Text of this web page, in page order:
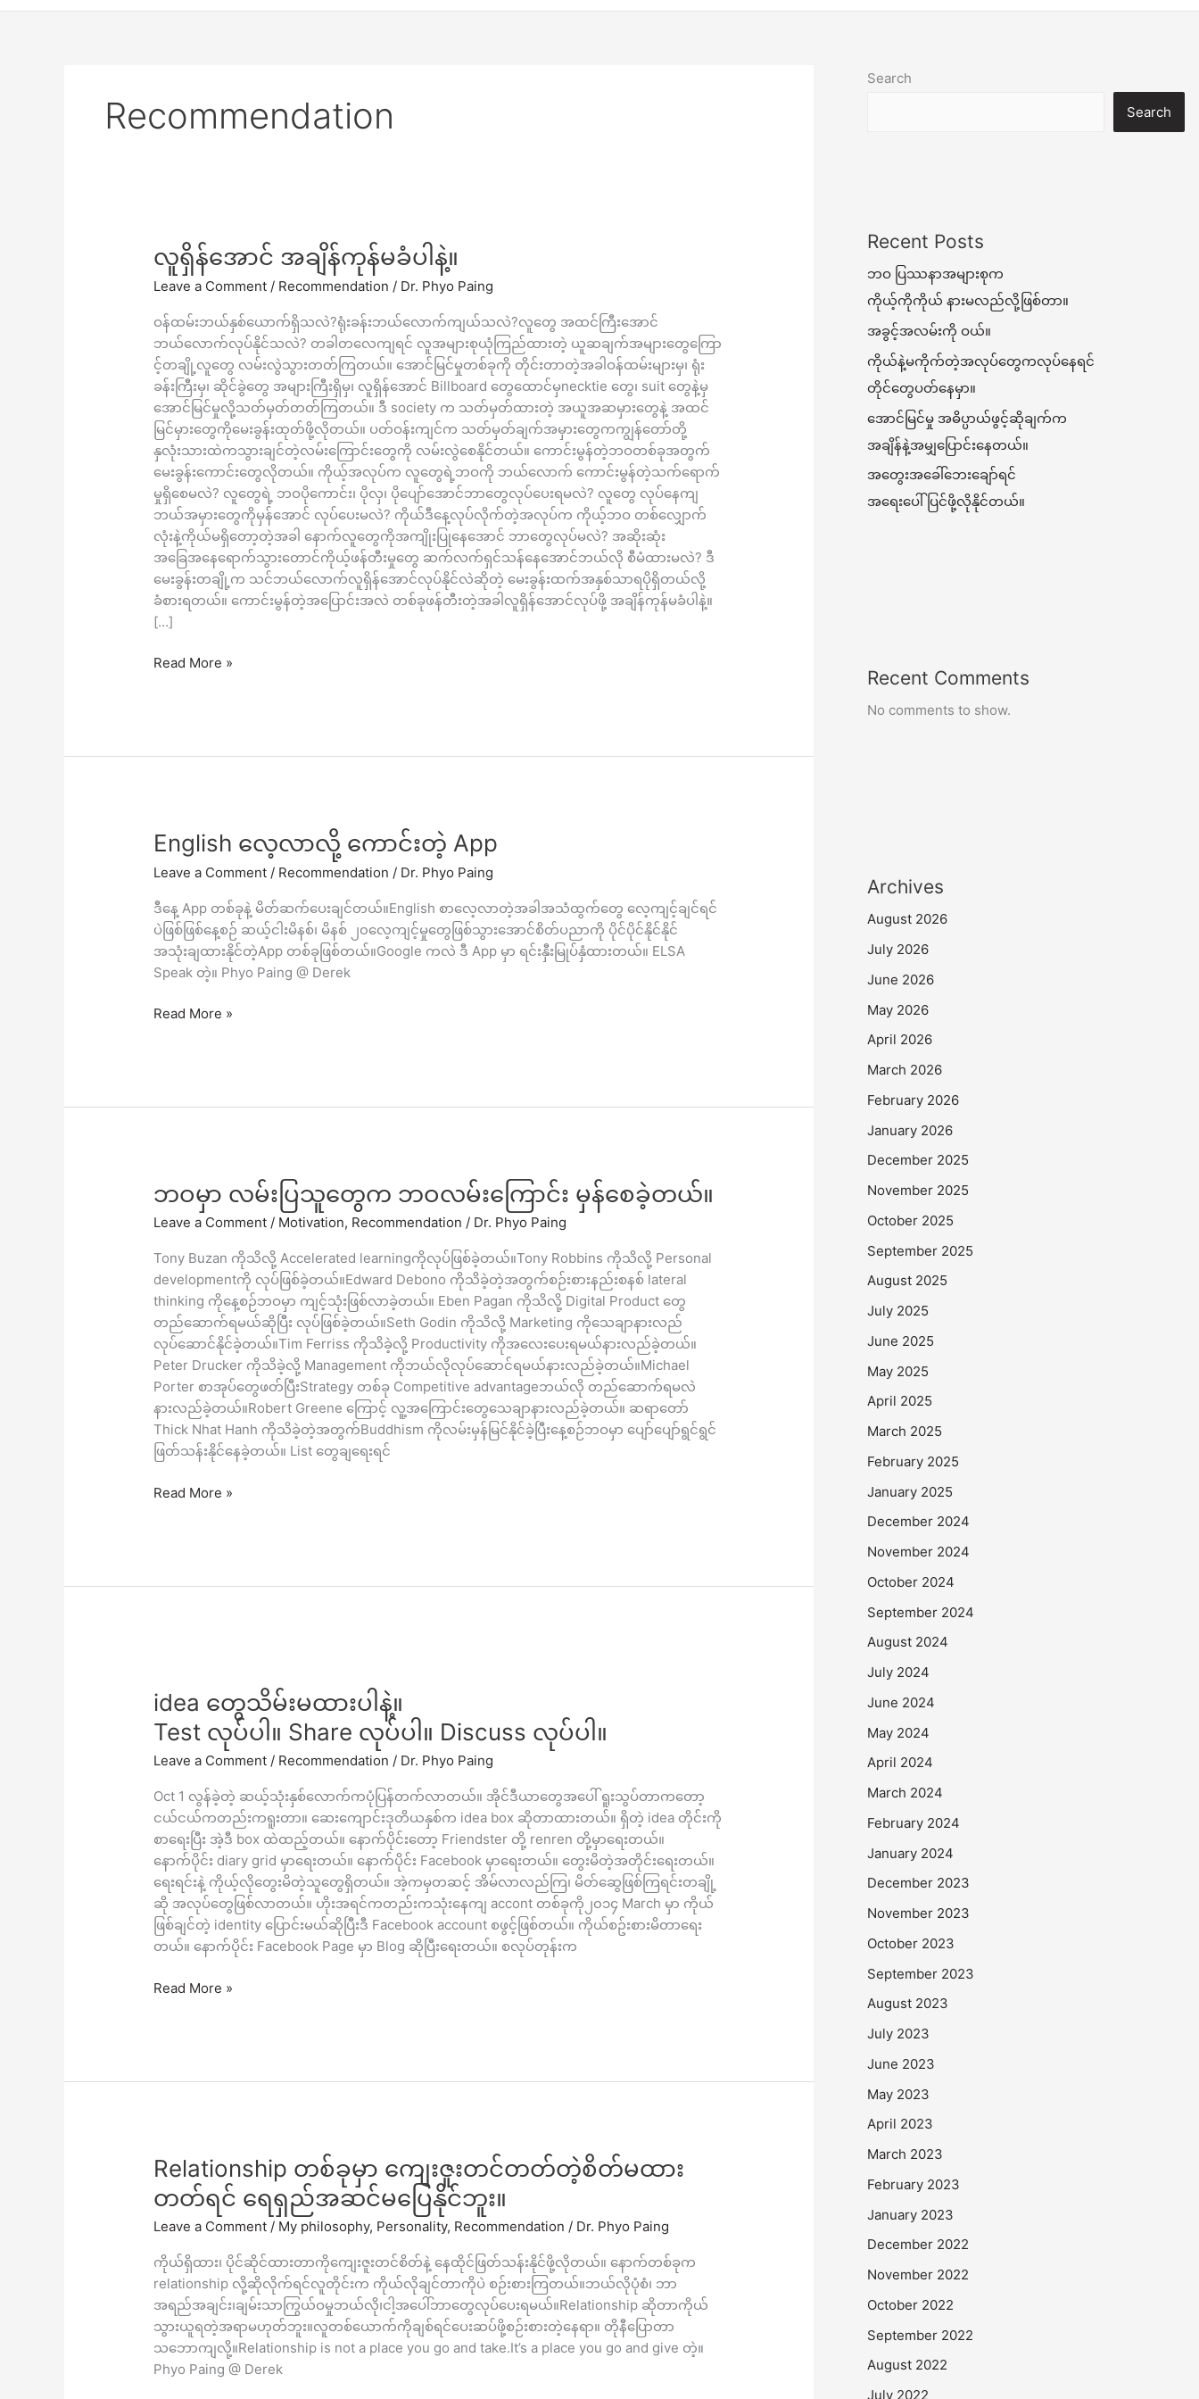
Recommendation
လူရှိန်အောင် အချိန်ကုန်မခံပါနဲ့။
Leave a Comment / Recommendation / Dr. Phyo Paing
ဝန်ထမ်းဘယ်နှစ်ယောက်ရှိသလဲ?ရုံးခန်းဘယ်လောက်ကျယ်သလဲ?လူတွေ အထင်ကြီးအောင်
ဘယ်လောက်လုပ်နိုင်သလဲ? တခါတလေကျရင် လူအများစုယုံကြည်ထားတဲ့ ယူဆချက်အများတွေကြော
င့်တချို့လူတွေ လမ်းလွဲသွားတတ်ကြတယ်။ အောင်မြင်မှုတစ်ခုကို တိုင်းတာတဲ့အခါဝန်ထမ်းများမှ၊ ရုံး
ခန်းကြီးမှ၊ ဆိုင်ခွဲတွေ အများကြီးရှိမှ၊ လူရှိန်အောင် Billboard တွေထောင်မှnecktie တွေ၊ suit တွေနဲ့မှ
အောင်မြင်မှုလို့သတ်မှတ်တတ်ကြတယ်။ ဒီ society က သတ်မှတ်ထားတဲ့ အယူအဆမှားတွေနဲ့ အထင်
မြင်မှားတွေကိုမေးခွန်းထုတ်ဖို့လိုတယ်။ ပတ်ဝန်းကျင်က သတ်မှတ်ချက်အမှားတွေကကျွန်တော်တို့
နှလုံးသားထဲကသွားချင်တဲ့လမ်းကြောင်းတွေကို လမ်းလွဲစေနိုင်တယ်။ ကောင်းမွန်တဲ့ဘဝတစ်ခုအတွက်
မေးခွန်းကောင်းတွေလိုတယ်။ ကိုယ့်အလုပ်က လူတွေရဲ့ဘဝကို ဘယ်လောက် ကောင်းမွန်တဲ့သက်ရောက်
မှုရှိစေမလဲ? လူတွေရဲ့ ဘဝပိုကောင်း၊ ပိုလှ၊ ပိုပျော်အောင်ဘာတွေလုပ်ပေးရမလဲ? လူတွေ လုပ်နေကျ
ဘယ်အမှားတွေကိုမှန်အောင် လုပ်ပေးမလဲ? ကိုယ်ဒီနေ့လုပ်လိုက်တဲ့အလုပ်က ကိုယ့်ဘဝ တစ်လျှောက်
လုံးနဲ့ကိုယ်မရှိတော့တဲ့အခါ နောက်လူတွေကိုအကျိုးပြုနေအောင် ဘာတွေလုပ်မလဲ? အဆိုးဆုံး
အခြေအနေရောက်သွားတောင်ကိုယ့်ဖန်တီးမှုတွေ ဆက်လက်ရှင်သန်နေအောင်ဘယ်လို စီမံထားမလဲ? ဒီ
မေးခွန်းတချို့က သင်ဘယ်လောက်လူရှိန်အောင်လုပ်နိုင်လဲဆိုတဲ့ မေးခွန်းထက်အနှစ်သာရပိုရှိတယ်လို့
ခံစားရတယ်။ ကောင်းမွန်တဲ့အပြောင်းအလဲ တစ်ခုဖန်တီးတဲ့အခါလူရှိန်အောင်လုပ်ဖို့ အချိန်ကုန်မခံပါနဲ့။
[…]
လူ
ရှိန်
အောင်
အချိန်ကုန်
မ
ခံ
ပါ
နဲ့။
Read More »
English လေ့လာလို့ ကောင်းတဲ့ App
Leave a Comment / Recommendation / Dr. Phyo Paing
ဒီနေ့ App တစ်ခုနဲ့ မိတ်ဆက်ပေးချင်တယ်။English စာလေ့လာတဲ့အခါအသံထွက်တွေ လေ့ကျင့်ချင်ရင်
ပဲဖြစ်ဖြစ်နေ့စဉ် ဆယ့်ငါးမိနစ်၊ မိနစ် ၂၀လေ့ကျင့်မှုတွေဖြစ်သွားအောင်စိတ်ပညာကို ပိုင်ပိုင်နိုင်နိုင်
အသုံးချထားနိုင်တဲ့App တစ်ခုဖြစ်တယ်။Google ကလဲ ဒီ App မှာ ရင်းနှီးမြုပ်နှံထားတယ်။ ELSA
Speak တဲ့။ Phyo Paing @ Derek
English
လေ့လာ
လို့
ကောင်း
တဲ့
App
Read More »
ဘဝမှာ လမ်းပြသူတွေက ဘဝလမ်းကြောင်း မှန်စေခဲ့တယ်။
Leave a Comment / Motivation, Recommendation / Dr. Phyo Paing
Tony Buzan ကိုသိလို့ Accelerated learningကိုလုပ်ဖြစ်ခဲ့တယ်။Tony Robbins ကိုသိလို့ Personal
developmentကို လုပ်ဖြစ်ခဲ့တယ်။Edward Debono ကိုသိခဲ့တဲ့အတွက်စဉ်းစားနည်းစနစ် lateral
thinking ကိုနေ့စဉ်ဘဝမှာ ကျင့်သုံးဖြစ်လာခဲ့တယ်။ Eben Pagan ကိုသိလို့ Digital Product တွေ
တည်ဆောက်ရမယ်ဆိုပြီး လုပ်ဖြစ်ခဲ့တယ်။Seth Godin ကိုသိလို့ Marketing ကိုသေချာနားလည်
လုပ်ဆောင်နိုင်ခဲ့တယ်။Tim Ferriss ကိုသိခဲ့လို့ Productivity ကိုအလေးပေးရမယ်နားလည်ခဲ့တယ်။
Peter Drucker ကိုသိခဲ့လို့ Management ကိုဘယ်လိုလုပ်ဆောင်ရမယ်နားလည်ခဲ့တယ်။Michael
Porter စာအုပ်တွေဖတ်ပြီးStrategy တစ်ခု Competitive advantageဘယ်လို တည်ဆောက်ရမလဲ
နားလည်ခဲ့တယ်။Robert Greene ကြောင့် လူ့အကြောင်းတွေသေချာနားလည်ခဲ့တယ်။ ဆရာတော်
Thick Nhat Hanh ကိုသိခဲ့တဲ့အတွက်Buddhism ကိုလမ်းမှန်မြင်နိုင်ခဲ့ပြီးနေ့စဉ်ဘဝမှာ ပျော်ပျော်ရွင်ရွင်
ဖြတ်သန်းနိုင်နေခဲ့တယ်။ List တွေချရေးရင်
ဘဝ
လမ်းပြ
သူ
တွေ
က
ဘဝ
လမ်းကြောင်း
မှန်
စေ
ခဲ့
တယ်။
Read More »
idea တွေသိမ်းမထားပါနဲ့။
Test လုပ်ပါ။ Share လုပ်ပါ။ Discuss လုပ်ပါ။
Leave a Comment / Recommendation / Dr. Phyo Paing
Oct 1 လွန်ခဲ့တဲ့ ဆယ့်သုံးနှစ်လောက်ကပုံပြန်တက်လာတယ်။ အိုင်ဒီယာတွေအပေါ် ရူးသွပ်တာကတော့
ငယ်ငယ်ကတည်းကရူးတာ။ ဆေးကျောင်းဒုတိယနှစ်က idea box ဆိုတာထားတယ်။ ရှိတဲ့ idea တိုင်းကို
စာရေးပြီး အဲ့ဒီ box ထဲထည့်တယ်။ နောက်ပိုင်းတော့ Friendster တို့ renren တို့မှာရေးတယ်။
နောက်ပိုင်း diary grid မှာရေးတယ်။ နောက်ပိုင်း Facebook မှာရေးတယ်။ တွေးမိတဲ့အတိုင်းရေးတယ်။
ရေးရင်းနဲ့ ကိုယ့်လိုတွေးမိတဲ့သူတွေရှိတယ်။ အဲ့ကမှတဆင့် အိမ်လာလည်ကြ၊ မိတ်ဆွေဖြစ်ကြရင်းတချို့
ဆို အလုပ်တွေဖြစ်လာတယ်။ ဟိုးအရင်ကတည်းကသုံးနေကျ accont တစ်ခုကို၂၀၁၄ March မှာ ကိုယ်
ဖြစ်ချင်တဲ့ identity ပြောင်းမယ်ဆိုပြီးဒီ Facebook account စဖွင့်ဖြစ်တယ်။ ကိုယ်စဥ်းစားမိတာရေး
တယ်။ နောက်ပိုင်း Facebook Page မှာ Blog ဆိုပြီးရေးတယ်။ စလုပ်တုန်းက
idea
တွေ
သိမ်း
မ
ပါ
နဲ့။
Test
လုပ်
ပါ။
Share
လုပ်
ပါ။
လုပ်
Read More »
Relationship တစ်ခုမှာ ကျေးဇူးတင်တတ်တဲ့စိတ်မထား
တတ်ရင် ရေရှည်အဆင်မပြေနိုင်ဘူး။
Leave a Comment / My philosophy, Personality, Recommendation / Dr. Phyo Paing
ကိုယ်ရှိထား၊ ပိုင်ဆိုင်ထားတာကိုကျေးဇူးတင်စိတ်နဲ့ နေထိုင်ဖြတ်သန်းနိုင်ဖို့လိုတယ်။ နောက်တစ်ခုက
relationship လို့ဆိုလိုက်ရင်လူတိုင်းက ကိုယ်လိုချင်တာကိုပဲ စဉ်းစားကြတယ်။ဘယ်လိုပုံစံ၊ ဘာ
အရည်အချင်း၊ချမ်းသာကြွယ်ဝမှုဘယ်လို၊ငါ့အပေါ်ဘာတွေလုပ်ပေးရမယ်။Relationship ဆိုတာကိုယ်
သွားယူရတဲ့အရာမဟုတ်ဘူး။လူတစ်ယောက်ကိုချစ်ရင်ပေးဆပ်ဖို့စဉ်းစားတဲ့နေရာ။ တိုနီပြောတာ
သဘောကျလို့။Relationship is not a place you go and take.It’s a place you go and give တဲ့။
Phyo Paing @ Derek
Relationship
ခု
မှာ
တတ်
တဲ့
စိတ်
မ
ထား
တတ်
Search
Search
Recent Posts
ဘဝ ပြဿနာအများစုက
ကိုယ့်ကိုကိုယ် နားမလည်လို့ဖြစ်တာ။
အခွင့်အလမ်းကို ဝယ်။
ကိုယ်နဲ့မကိုက်တဲ့အလုပ်တွေကလုပ်နေရင်
တိုင်တွေပတ်နေမှာ။
အောင်မြင်မှု အဓိပ္ပာယ်ဖွင့်ဆိုချက်က
အချိန်နဲ့အမျှပြောင်းနေတယ်။
အတွေးအခေါ်ဘေးချော်ရင်
အရေးပေါ်ပြင်ဖို့လိုနိုင်တယ်။
Recent Comments
No comments to show.
Archives
August 2026
July 2026
June 2026
May 2026
April 2026
March 2026
February 2026
January 2026
December 2025
November 2025
October 2025
September 2025
August 2025
July 2025
June 2025
May 2025
April 2025
March 2025
February 2025
January 2025
December 2024
November 2024
October 2024
September 2024
August 2024
July 2024
June 2024
May 2024
April 2024
March 2024
February 2024
January 2024
December 2023
November 2023
October 2023
September 2023
August 2023
July 2023
June 2023
May 2023
April 2023
March 2023
February 2023
January 2023
December 2022
November 2022
October 2022
September 2022
August 2022
July 2022